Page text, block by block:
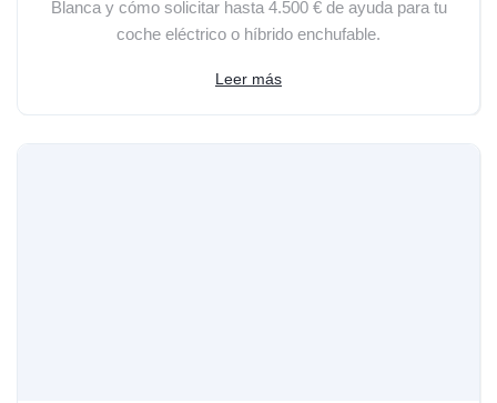
Blanca y cómo solicitar hasta 4.500 € de ayuda para tu
coche eléctrico o híbrido enchufable.
Leer más